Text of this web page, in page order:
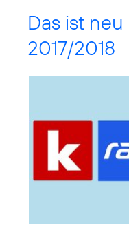
Das ist
2017/2018